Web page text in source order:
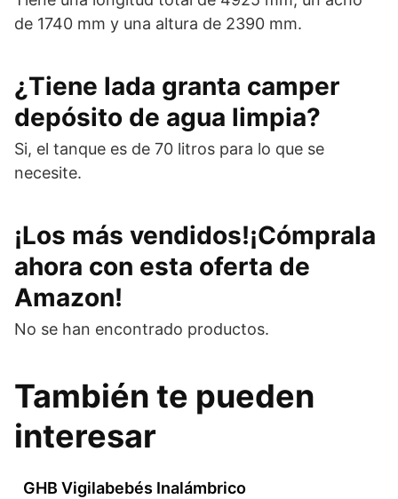
de 1740 mm y una altura de 2390 mm.
¿Tiene lada granta camper
depósito de agua limpia?
Si, el tanque es de 70 litros para lo que se
necesite.
¡Los más vendidos!¡Cómprala
ahora con esta oferta de
Amazon!
No se han encontrado productos.
También te pueden
interesar
GHB Vigilabebés Inalámbrico